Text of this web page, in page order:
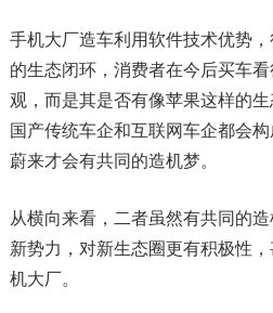
手机大厂造车利用软件技术优势
的生态闭环，消费者在今后买车
观，而是其是否有像苹果这样的
国产传统车企和互联网车企都会
蔚来才会有共同的造机梦。
从横向来看，二者虽然有共同的
新势力，对新生态圈更有积极性
机大厂。